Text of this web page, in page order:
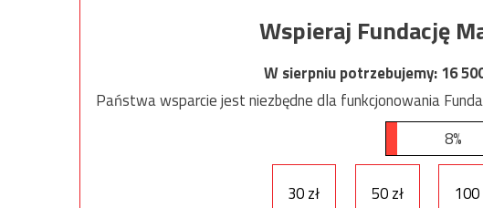
Wspieraj Fundację
W sierpniu potrzebujemy:16
Państwa wsparcie jest niezbędne dla funkcjonowania
8%
30 zł 50 zł 100